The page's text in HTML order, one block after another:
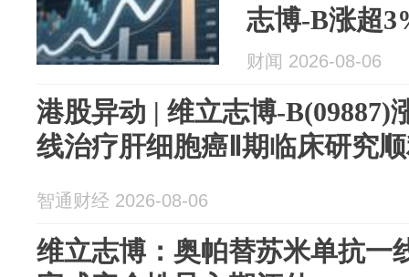
志博-B涨超
财闻 2026-08-06
港股异动 | 维立志博-
线治疗肝细胞癌Ⅱ期临床研究
智通财经 2026-08-06
维立志博：奥帕替苏米单抗一